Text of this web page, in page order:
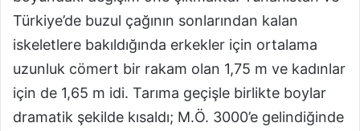
Türkiye’de buzul çağının sonlarından kalan
iskeletlere bakıldığında erkekler için ortalama
uzunluk cömert bir rakam olan 1,75 m ve kadınlar
için de 1,65 m idi. Tarıma geçişle birlikte boylar
dramatik şekilde kısaldı; M.Ö. 3000’e gelindiğinde